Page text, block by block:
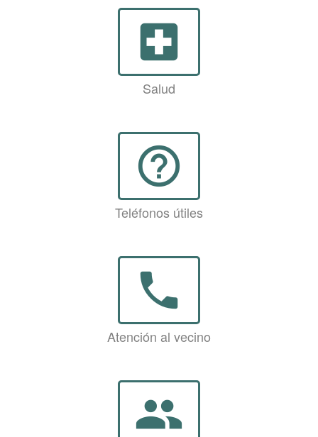
local_hospital
Salud
help_outline
Teléfonos útiles
phone
Atención al vecino
group